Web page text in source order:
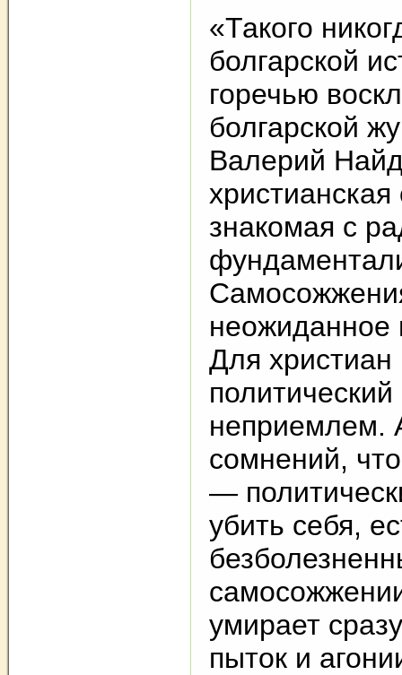
«Такого
болгарской
горечью
болгарской
Валерий
знакомая с
Для
неприемлем.
сомнений,
—
убить себя,
умирает
пыток и